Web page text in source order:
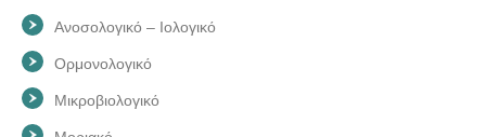
ΚΑΚΛΑΜΑΝΗΣ ΓΕΩΡΓΙΟΣ - doctors4u.gr
ΜΙΚΡΟΒΙΟΛΟΓΙΚΟ ΕΡΓΑΣΤΗΡΙΟ ΑΝΔΡΟΣ ΓΑΥΡΙΟ |
ΚΑΚΛΑΜΑΝΗΣ ΓΕΩΡΓΙΟΣ - doctors4u.gr
Ανοσολογικό – Ιολογικό
Ορμονολογικό
Μικροβιολογικό